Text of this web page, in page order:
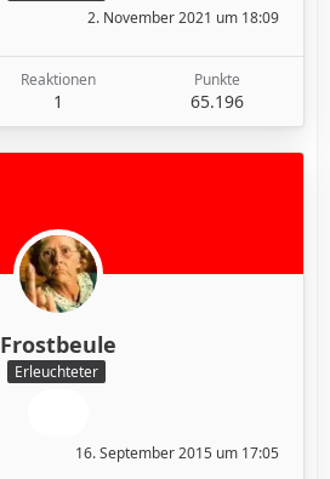
2. November 2021 um 18:09
Reaktionen
1
Punkte
65.196
Frostbeule
Erleuchteter
16. September 2015 um 17:05